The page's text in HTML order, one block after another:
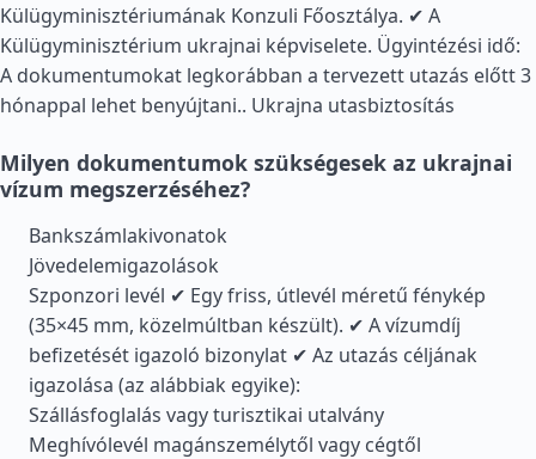
Külügyminisztériumának Konzuli Főosztálya. ✔ A
Külügyminisztérium ukrajnai képviselete. Ügyintézési idő:
A dokumentumokat legkorábban a tervezett utazás előtt 3
hónappal lehet benyújtani.. Ukrajna utasbiztosítás
Milyen dokumentumok szükségesek az ukrajnai
vízum megszerzéséhez?
Bankszámlakivonatok
Jövedelemigazolások
Szponzori levél ✔ Egy friss, útlevél méretű fénykép
(35×45 mm, közelmúltban készült). ✔ A vízumdíj
befizetését igazoló bizonylat ✔ Az utazás céljának
igazolása (az alábbiak egyike):
Szállásfoglalás vagy turisztikai utalvány
Meghívólevél magánszemélytől vagy cégtől